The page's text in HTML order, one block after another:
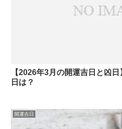
【2026年3月の開運吉日と凶
日は？
開運吉日